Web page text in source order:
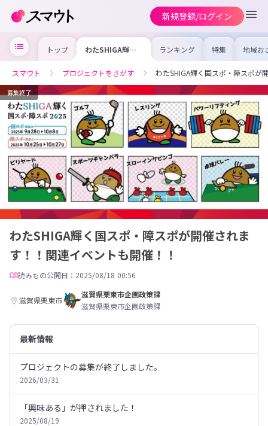
新規登録/ログイン
トップ わたSHIGA輝く
国スポ・障スポが
関連イベントも開
催！！
ランキング 特集 地域お
の求
を集め
事内容
を比較
合った
けよう
スマウト プロジェクトをさがす わたSHIGA輝く国スポ・障スポが
募集終了
わたSHIGA輝く国スポ・障スポが開催されま
す！！関連イベントも開催！！
読みもの公開日：2025/08/18 00:56
滋賀県栗東市
滋賀県栗東市企画政策課
滋賀県栗東市企画政策課
最新情報
プロジェクトの募集が終了しました。
2026/03/31
「興味ある」が押されました！
2025/08/19